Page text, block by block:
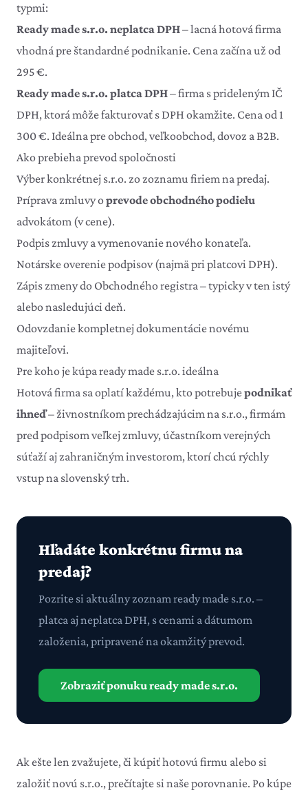
typmi:
Ready made s.r.o. neplatca DPH– lacná hotová firma
vhodná pre štandardné podnikanie. Cena začína už od
295 €.
Ready made s.r.o. platca DPH– firma s prideleným IČ
DPH, ktorá môže fakturovať s DPH okamžite. Cena od 1
300 €. Ideálna pre obchod, veľkoobchod, dovoz a B2B.
Ako prebieha prevod spoločnosti
Výber konkrétnej s.r.o. zo zoznamu firiem na predaj.
Príprava zmluvy oprevode obchodného podielu
advokátom (v cene).
Podpis zmluvy a vymenovanie nového konateľa.
Notárske overenie podpisov (najmä pri platcovi DPH).
Zápis zmeny do Obchodného registra – typicky v ten istý
alebo nasledujúci deň.
Odovzdanie kompletnej dokumentácie novému
majiteľovi.
Pre koho je kúpa ready made s.r.o. ideálna
Hotová firma sa oplatí každému, kto potrebujepodnikať
ihneď– živnostníkom prechádzajúcim na s.r.o., firmám
pred podpisom veľkej zmluvy, účastníkom verejných
súťaží aj zahraničným investorom, ktorí chcú rýchly
vstup na slovenský trh.
Hľadáte konkrétnu firmu na
predaj?
Pozrite si aktuálny zoznam ready made s.r.o. –
platca aj neplatca DPH, s cenami a dátumom
založenia, pripravené na okamžitý prevod.
Zobraziť ponuku ready made s.r.o.
Ak ešte len zvažujete, či kúpiť hotovú firmu alebo si
založiť novú s.r.o., prečítajte si naše porovnanie. Po kúpe